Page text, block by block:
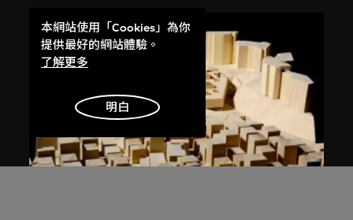
本網站使用「Cookies」為你
提供最好的網站體驗。
了解更多
明白